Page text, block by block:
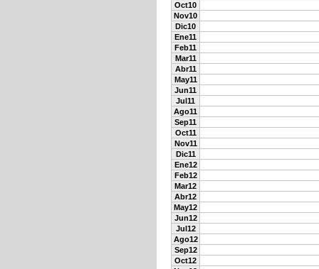
Oct10
Nov10
Dic10
Ene11
Feb11
Mar11
Abr11
May11
Jun11
Jul11
Ago11
Sep11
Oct11
Nov11
Dic11
Ene12
Feb12
Mar12
Abr12
May12
Jun12
Jul12
Ago12
Sep12
Oct12